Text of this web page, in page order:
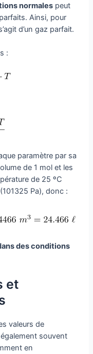
normales peut
Ainsi, pour
d’un gaz parfait.
:
paramètre par sa
de 1 mol et les
de 25 ºC
Pa), donc :
des conditions
et
valeurs de
souvent
en